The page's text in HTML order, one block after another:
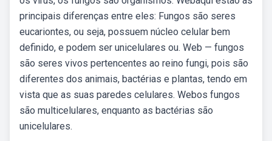
principais diferenças entre eles: Fungos são seres
eucariontes, ou seja, possuem núcleo celular bem
definido, e podem ser unicelulares ou. Web — fungos
são seres vivos pertencentes ao reino fungi, pois são
diferentes dos animais, bactérias e plantas, tendo em
vista que as suas paredes celulares. Webos fungos
são multicelulares, enquanto as bactérias são
unicelulares.